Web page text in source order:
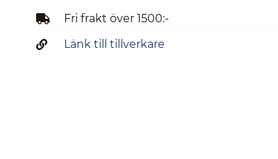
Fri frakt över 1500:-
Länk till tillverkare